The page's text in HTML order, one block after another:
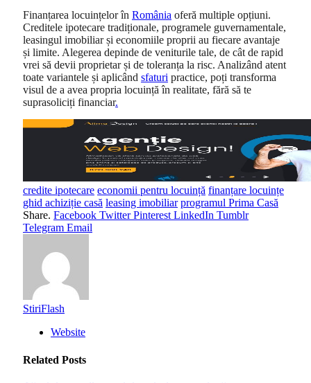
Finanțarea locuințelor în România oferă multiple opțiuni.
Creditele ipotecare tradiționale, programele guvernamentale,
leasingul imobiliar și economiile proprii au fiecare avantaje
și limite. Alegerea depinde de veniturile tale, de cât de rapid
vrei să devii proprietar și de toleranța la risc. Analizând atent
toate variantele și aplicând sfaturi practice, poți transforma
visul de a avea propria locuință în realitate, fără să te
suprasoliciți financiar.
credite ipotecare economii pentru locuință finanțare locuințe
ghid achiziție casă leasing imobiliar programul Prima Casă
Share. Facebook Twitter Pinterest LinkedIn Tumblr
Telegram Email
StiriFlash
Website
Related Posts